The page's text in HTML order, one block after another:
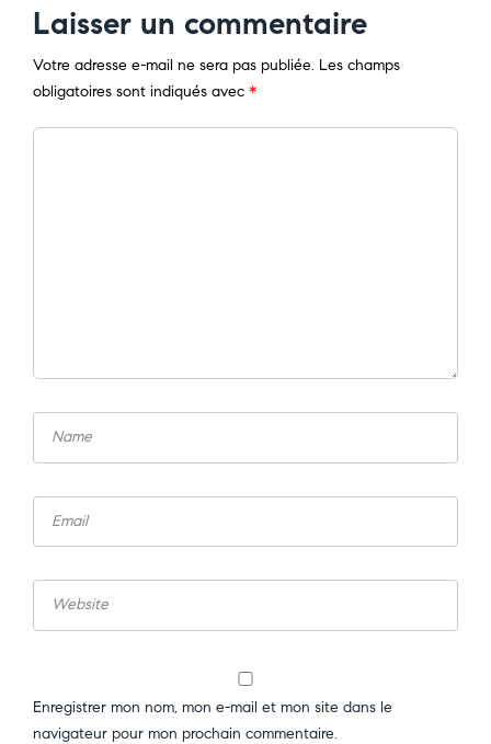
Laisser un commentaire
Votre adresse e-mail ne sera pas publiée. Les champs
obligatoires sont indiqués avec *
Enregistrer mon nom, mon e-mail et mon site dans le
navigateur pour mon prochain commentaire.